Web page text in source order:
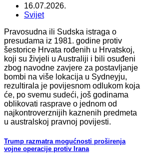
16.07.2026.
Svijet
Pravosudna ili Sudska istraga o
presudama iz 1981. godine protiv
šestorice Hrvata rođenih u Hrvatskoj,
koji su živjeli u Australiji i bili osuđeni
zbog navodne zavjere za postavljanje
bombi na više lokacija u Sydneyju,
rezultirala je povijesnom odlukom koja
će, po svemu sudeći, još godinama
oblikovati rasprave o jednom od
najkontroverznijih kaznenih predmeta
u australskoj pravnoj povijesti.
Trump razmatra mogućnosti proširenja
vojne operacije protiv Irana